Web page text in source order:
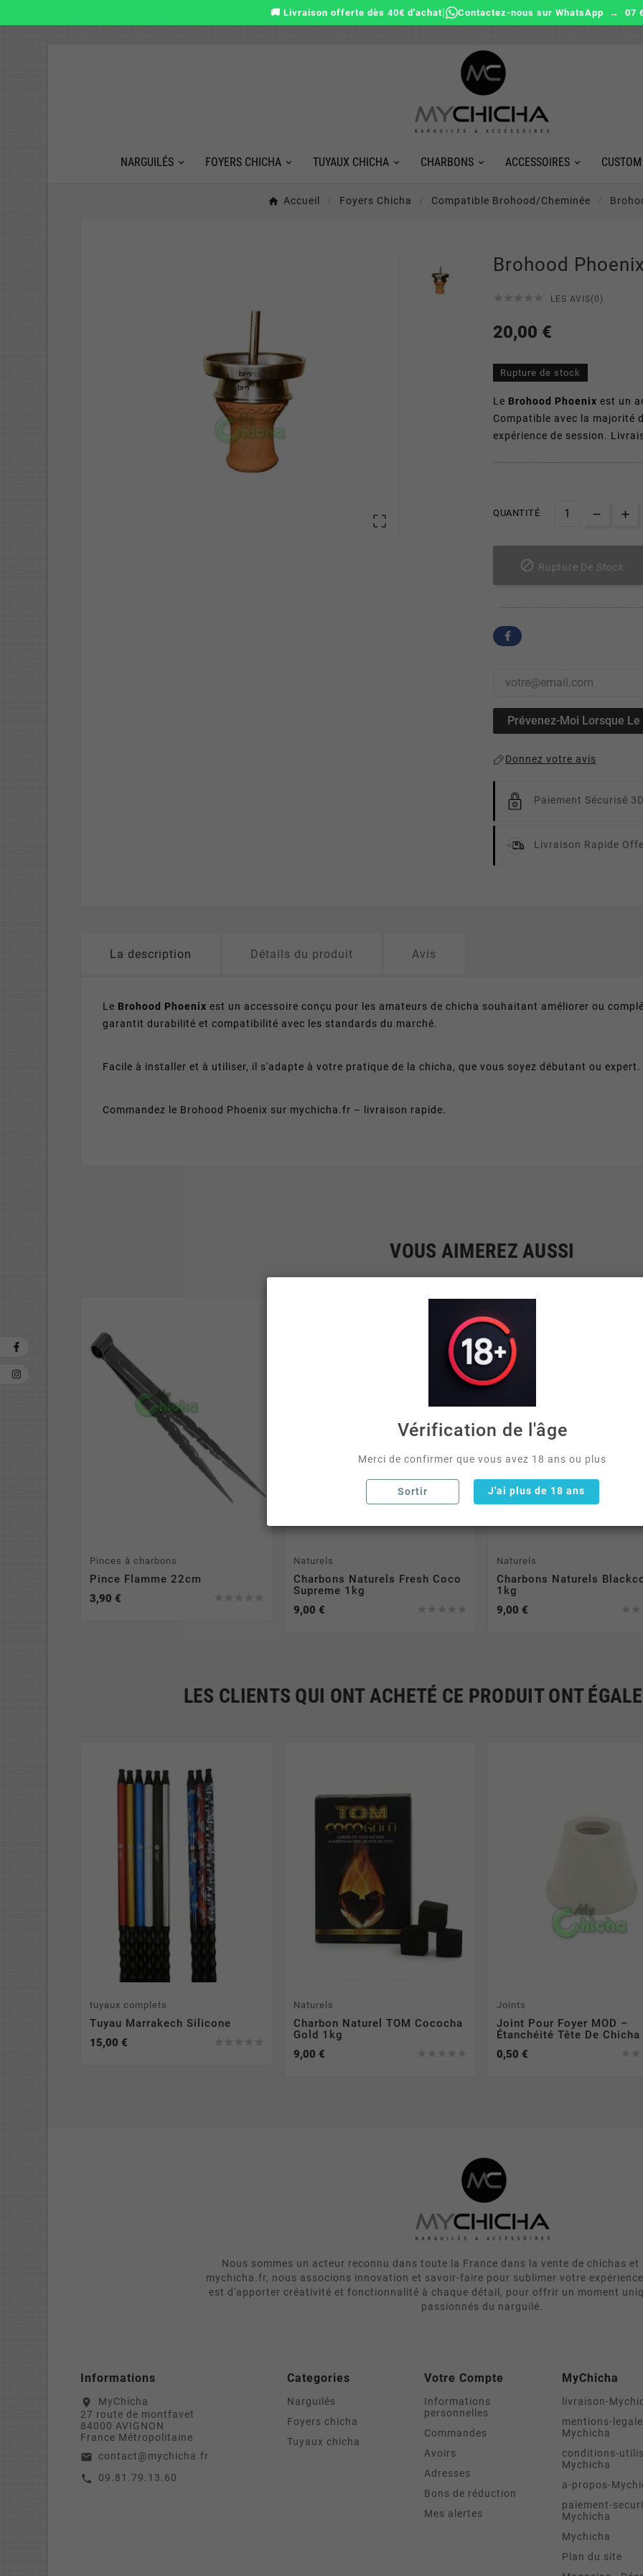
🚚 Livraison offerte dès 40€ d'achat| Contactez-nous sur WhatsApp → 07
NARGUILÉS FOYERS CHICHA TUYAUX CHICHA CHARBONS ACCESSOIRES
Accueil Foyers Chicha Compatible Brohood/cheminée

Brohood Phoenix
LES AVIS(0)
20,00 €
Rupture de stock
Le Brohood Phoenix est un
Compatible avec la majorité
expérience de session.
QUANTITÉ
 Rupture De Stock
Prévenez-Moi Lorsque
Donnez votre avis
Paiement Sécurisé 3D
Livraison Rapide
La description Détails du produit Avis
Le Brohood Phoenix est un accessoire conçu pour les amateurs de chicha souhaitant améliorer ou
garantit durabilité et compatibilité avec les standards du marché.
Facile à installer et à utiliser, il s'adapte à votre pratique de la chicha, que vous soyez débutant ou expert.
Commandez le Brohood Phoenix sur mychicha.fr – livraison rapide.
VOUS AIMEREZ AUSSI
Pinces à charbons
Pince Flamme 22cm
3,90 €
Naturels
Charbons Naturels Fresh Coco
Supreme 1kg
9,00 €
Naturels
Charbons Naturels
1kg
9,00 €
LES CLIENTS QUI ONT ACHETÉ CE PRODUIT ONT
tuyaux complets
Tuyau Marrakech Silicone
15,00 €
Naturels
Charbon Naturel TOM Cococha
Gold 1kg
9,00 €
Joints
Joint Pour Foyer MOD –
Étanchéité Tête De Chicha
0,50 €
Nous sommes un acteur reconnu dans toute la France dans la vente de chichas et
mychicha.fr, nous associons innovation et savoir-faire pour sublimer votre
est d'apporter créativité et fonctionnalité à chaque détail, pour offrir un moment
passionnés du narguilé.
Informations
location_on
MyChicha
27 route de montfavet
84000 AVIGNON
France Métropolitaine
email contact@mychicha.fr
call 09.81.79.13.60
Categories
Narguilés
Foyers chicha
Tuyaux chicha
Votre Compte
Informations
personnelles
Commandes
Avoirs
Adresses
Bons de réduction
Mes alertes
MyChicha
livraison-
mentions-
Mychicha
conditions-
Mychicha
a-propos-
paiement-
Mychicha
Mychicha
Plan du site
Vérification de l'âge
Merci de confirmer que vous avez 18 ans ou plus
Sortir J'ai plus de 18 ans